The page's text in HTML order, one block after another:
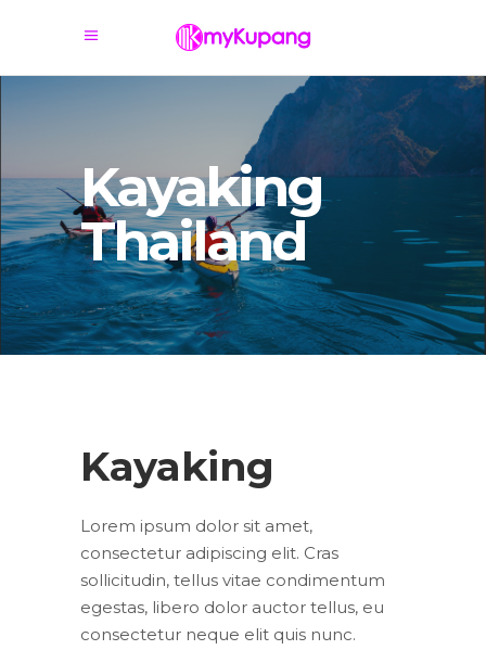
Kayaking
Thailand
Kayaking
Lorem ipsum dolor sit amet,
consectetur adipiscing elit. Cras
sollicitudin, tellus vitae condimentum
egestas, libero dolor auctor tellus, eu
consectetur neque elit quis nunc.